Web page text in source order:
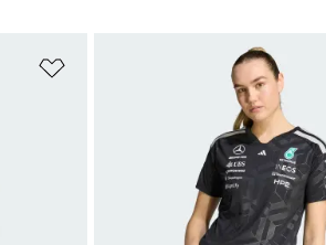
Přidat do seznamu přání